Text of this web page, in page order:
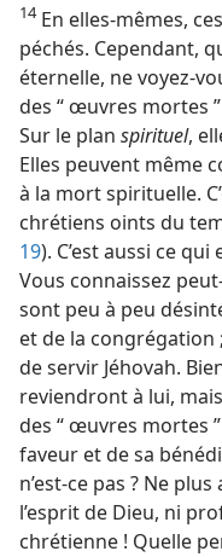
14En elles-​mêmes,
péchés. Cependant,
éternelle, ne voyez-​
des “ œuvres mortes ”
Sur le plan spirituel,
Elles peuvent même
à la mort spirituelle.
chrétiens oints du
19). C’est aussi ce
Vous connaissez
sont peu à peu
et de la congrégation
de servir Jéhovah.
reviendront à lui,
des “ œuvres mortes
faveur et de sa
n’est-​ce pas ? Ne
l’esprit de Dieu, ni
chrétienne ! Quelle